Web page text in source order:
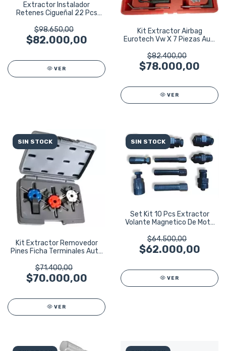
Extractor Instalador
Retenes Cigueñal 22 Pcs
$98.650,00
$82.000,00
VER
Kit Extractor Airbag
Eurotech Vw X 7 Piezas Audi
$82.400,00
$78.000,00
VER
SIN STOCK
Kit Extractor Removedor
Pines Ficha Terminales Auto
$71.400,00
$70.000,00
VER
SIN STOCK
Set Kit 10 Pcs Extractor
Volante Magnetico De Moto
$64.500,00
$62.000,00
VER